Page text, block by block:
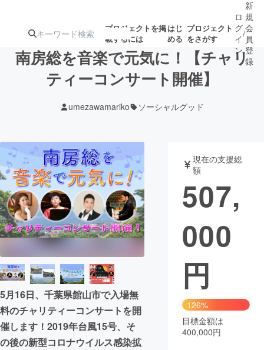
プロジェクトを掲
載するには
はじ
める
プロジェクト
をさがす
ターン
ジェクト
ロジェクト
アート・写真 音楽
テクノロジー・ガジェット ゲーム・サ
映像・映画
まちづくり・地域活性化
CAMPFIRE for Social Good
CAMPFIRE Creation
CAMPFIREふるさと納税machi-ya コミュニティ
ロ
グ
イ
ン
/
新
規
会
員
登
録
南房総を音楽で元気に！【チャリ
ティーコンサート開催】
umezawamariko ソーシャルグッド
5月16日、千葉県館山市で入場無
料のチャリティーコンサートを開
催します！2019年台風15号、そ
の後の新型コロナウイルス感染拡
現在の支援総
額
507,
000
円
126%
目標金額は
400,000円